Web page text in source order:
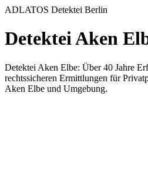
ADLATOS Detektei Berlin
Detektei Aken
Detektei Aken Elbe: Über 40 Jahre
rechtssicheren Ermittlungen für
Aken Elbe und Umgebung.